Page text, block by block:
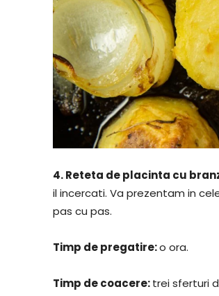
4.Reteta de placinta cu
il incercati. Va prezentam in
pas cu pas.
​Timp de pregatire:​o ora.
​Timp de coacere:​trei sferturi